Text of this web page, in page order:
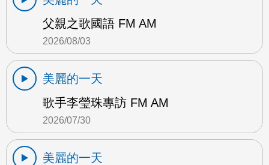
父親之歌國語 FM AM
2026/08/03
美麗的一天
歌手李瑩珠專訪 FM AM
2026/07/30
美麗的一天